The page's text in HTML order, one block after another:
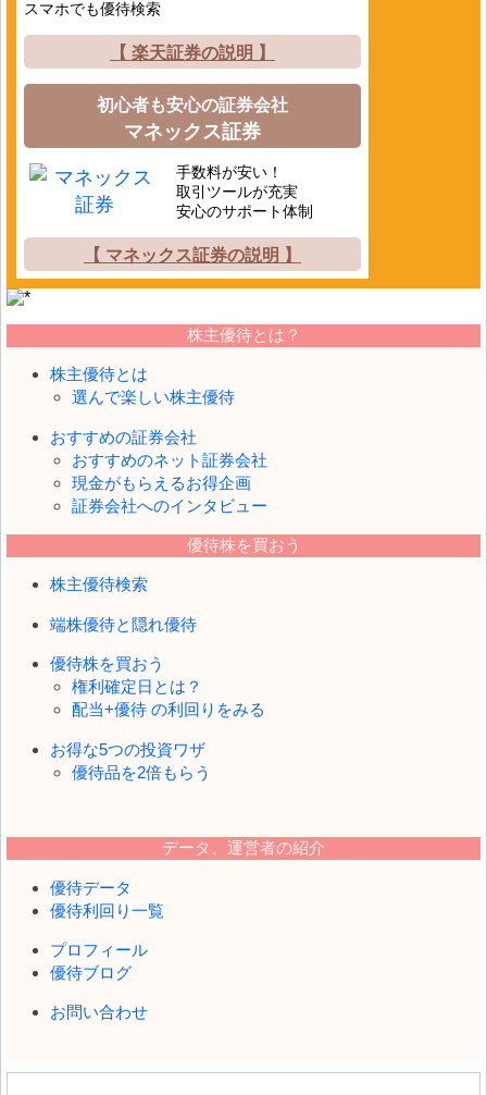
スマホでも優待検索
【 楽天証券の説明 】
初心者も安心の証券会社
マネックス証券
手数料が安い！
取引ツールが充実
安心のサポート体制
【 マネックス証券の説明 】
株主優待とは？
株主優待とは
選んで楽しい株主優待
おすすめの証券会社
おすすめのネット証券会社
現金がもらえるお得企画
証券会社へのインタビュー
優待株を買おう
株主優待検索
端株優待と隠れ優待
優待株を買おう
権利確定日とは？
配当+優待 の利回りをみる
お得な5つの投資ワザ
優待品を2倍もらう
データ、運営者の紹介
優待データ
優待利回り一覧
プロフィール
優待ブログ
お問い合わせ